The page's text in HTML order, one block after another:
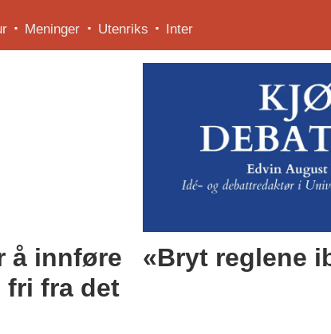
Meninger Utenriks Inter
å innføre
fri fra det
«Bryt reglene